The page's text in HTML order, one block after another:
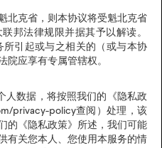
北克省，则本协议将受魁北克省
邦法律规限并据其予以解读。
引起或与之相关的（或与本协
院应享有专属管辖权。
数据，将按照我们的《隐私政
privacy-policy查阅）处理，该
的《隐私政策》所述，我们可能
有关您本人、您使用本服务的情